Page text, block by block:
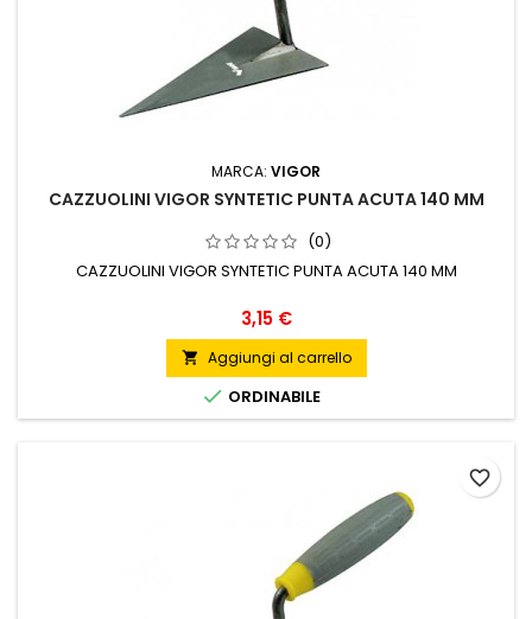
MARCA: VIGOR
CAZZUOLINI VIGOR SYNTETIC PUNTA ACUTA 140 MM
(0)
CAZZUOLINI VIGOR SYNTETIC PUNTA ACUTA 140 MM
Prezzo
3,15 €
 Aggiungi al carrello
 ORDINABILE
favorite_border